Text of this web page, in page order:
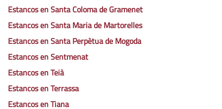
Estancos en Santa Coloma de Gramenet
Estancos en Santa Maria de Martorelles
Estancos en Santa Perpètua de Mogoda
Estancos en Sentmenat
Estancos en Teià
Estancos en Terrassa
Estancos en Tiana